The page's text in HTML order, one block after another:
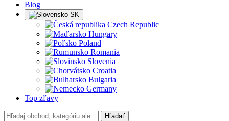
Blog
SK
Czech Republic
Hungary
Poland
Romania
Slovenia
Croatia
Bulgaria
Germany
Top zľavy
Hľadať